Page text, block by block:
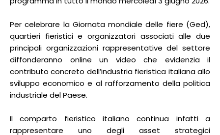
Per celebrare la Giornata mondiale delle fiere (Ged),
quartieri fieristici e organizzatori associati alle due
principali organizzazioni rappresentative del settore
diffonderanno online un video che evidenzia il
contributo concreto dell’industria fieristica italiana allo
sviluppo economico e al rafforzamento della politica
industriale del Paese.
Il comparto fieristico italiano continua infatti a
rappresentare uno degli asset strategici